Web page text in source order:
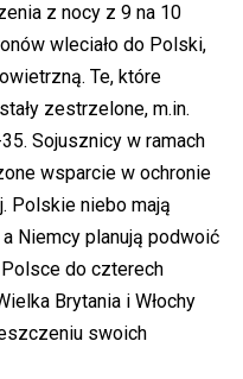
z nocy z 9 na 10
wleciało do Polski,
Te, które
zestrzelone, m.in.
Sojusznicy w ramach
wsparcie w ochronie
Polskie niebo mają
Niemcy planują podwoić
do czterech
Brytania i Włochy
swoich